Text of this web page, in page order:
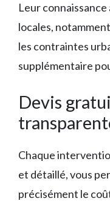
Leur
locales,
les contraintes
supplémentaire
Devis
Chaque
et détaillé, vous
précisément le